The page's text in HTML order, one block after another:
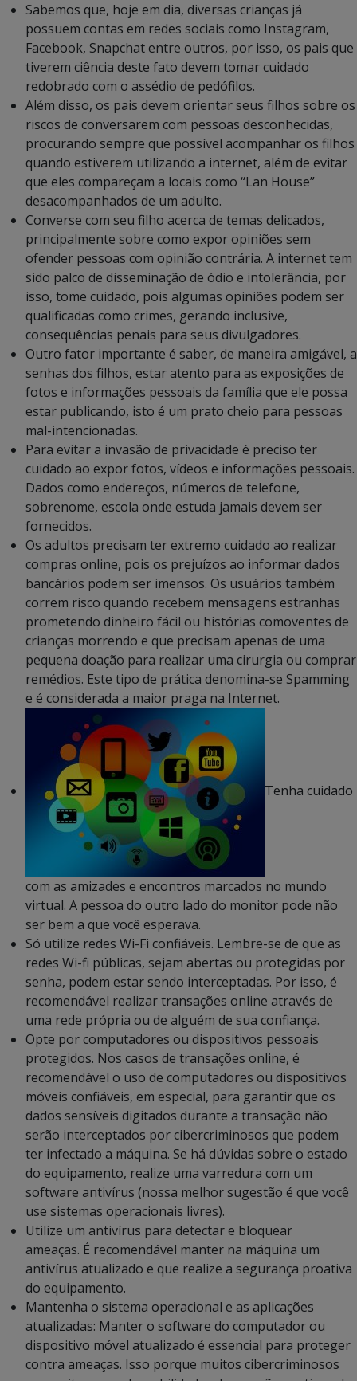
Sabemos que, hoje em dia, diversas crianças já
possuem contas em redes sociais como Instagram,
Facebook, Snapchat entre outros, por isso, os pais que
tiverem ciência deste fato devem tomar cuidado
redobrado com o assédio de pedófilos.
Além disso, os pais devem orientar seus filhos sobre os
riscos de conversarem com pessoas desconhecidas,
procurando sempre que possível acompanhar os filhos
quando estiverem utilizando a internet, além de evitar
que eles compareçam a locais como “Lan House”
desacompanhados de um adulto.
Converse com seu filho acerca de temas delicados,
principalmente sobre como expor opiniões sem
ofender pessoas com opinião contrária. A internet tem
sido palco de disseminação de ódio e intolerância, por
isso, tome cuidado, pois algumas opiniões podem ser
qualificadas como crimes, gerando inclusive,
consequências penais para seus divulgadores.
Outro fator importante é saber, de maneira amigável, a
senhas dos filhos, estar atento para as exposições de
fotos e informações pessoais da família que ele possa
estar publicando, isto é um prato cheio para pessoas
mal-intencionadas.
Para evitar a invasão de privacidade é preciso ter
cuidado ao expor fotos, vídeos e informações pessoais.
Dados como endereços, números de telefone,
sobrenome, escola onde estuda jamais devem ser
fornecidos.
Os adultos precisam ter extremo cuidado ao realizar
compras online, pois os prejuízos ao informar dados
bancários podem ser imensos. Os usuários também
correm risco quando recebem mensagens estranhas
prometendo dinheiro fácil ou histórias comoventes de
crianças morrendo e que precisam apenas de uma
pequena doação para realizar uma cirurgia ou comprar
remédios. Este tipo de prática denomina-se Spamming
e é considerada a maior praga na Internet.
Tenha cuidado
com as amizades e encontros marcados no mundo
virtual. A pessoa do outro lado do monitor pode não
ser bem a que você esperava.
Só utilize redes Wi-Fi confiáveis. Lembre-se de que as
redes Wi-fi públicas, sejam abertas ou protegidas por
senha, podem estar sendo interceptadas. Por isso, é
recomendável realizar transações online através de
uma rede própria ou de alguém de sua confiança.
Opte por computadores ou dispositivos pessoais
protegidos. Nos casos de transações online, é
recomendável o uso de computadores ou dispositivos
móveis confiáveis, em especial, para garantir que os
dados sensíveis digitados durante a transação não
serão interceptados por cibercriminosos que podem
ter infectado a máquina. Se há dúvidas sobre o estado
do equipamento, realize uma varredura com um
software antivírus (nossa melhor sugestão é que você
use sistemas operacionais livres).
Utilize um antivírus para detectar e bloquear
ameaças. É recomendável manter na máquina um
antivírus atualizado e que realize a segurança proativa
do equipamento.
Mantenha o sistema operacional e as aplicações
atualizadas: Manter o software do computador ou
dispositivo móvel atualizado é essencial para proteger
contra ameaças. Isso porque muitos cibercriminosos